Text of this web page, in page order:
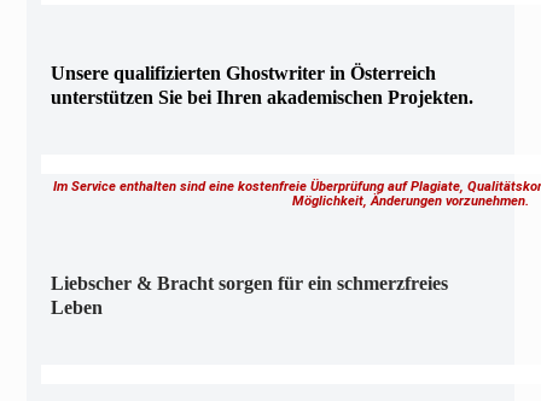
Unsere qualifizierten Ghostwriter in Österreich
unterstützen Sie bei Ihren akademischen Projekten.
Im Service enthalten sind eine kostenfreie Überprüfung auf Plagiate,
Möglichkeit, Änderungen vorzunehmen.
Liebscher & Bracht sorgen für ein schmerzfreies
Leben